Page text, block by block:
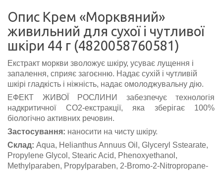
Опис Крем «Морквяний»
живильний для сухої і чутливої ​​
шкіри 44 г (4820058760581)
Екстракт моркви зволожує шкіру, усуває лущення і
запалення, сприяє загоєнню. Надає сухій і чутливій
шкірі гладкість і ніжність, надає омолоджувальну дію.
ЕФЕКТ ЖИВОЇ РОСЛИНИ забезпечує технологія
надкритичної СО2-екстракції, яка зберігає 100%
біологічно активних речовин.
Застосування: наносити на чисту шкіру.
Склад: Aqua, Helianthus Annuus Oil, Glyceryl Sstearate,
Propylenе Glycol, Stearic Acid, Phenoxyethanol,
Methylparaben, Propylparaben, 2-Bromo-2-Nitropropane-